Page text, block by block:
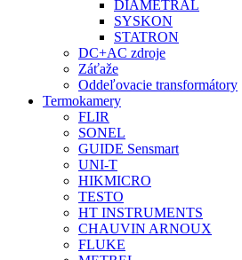
DIAMETRAL
SYSKON
STATRON
DC+AC zdroje
Záťaže
Oddeľovacie transformátory
Termokamery
FLIR
SONEL
GUIDE Sensmart
UNI-T
HIKMICRO
TESTO
HT INSTRUMENTS
CHAUVIN ARNOUX
FLUKE